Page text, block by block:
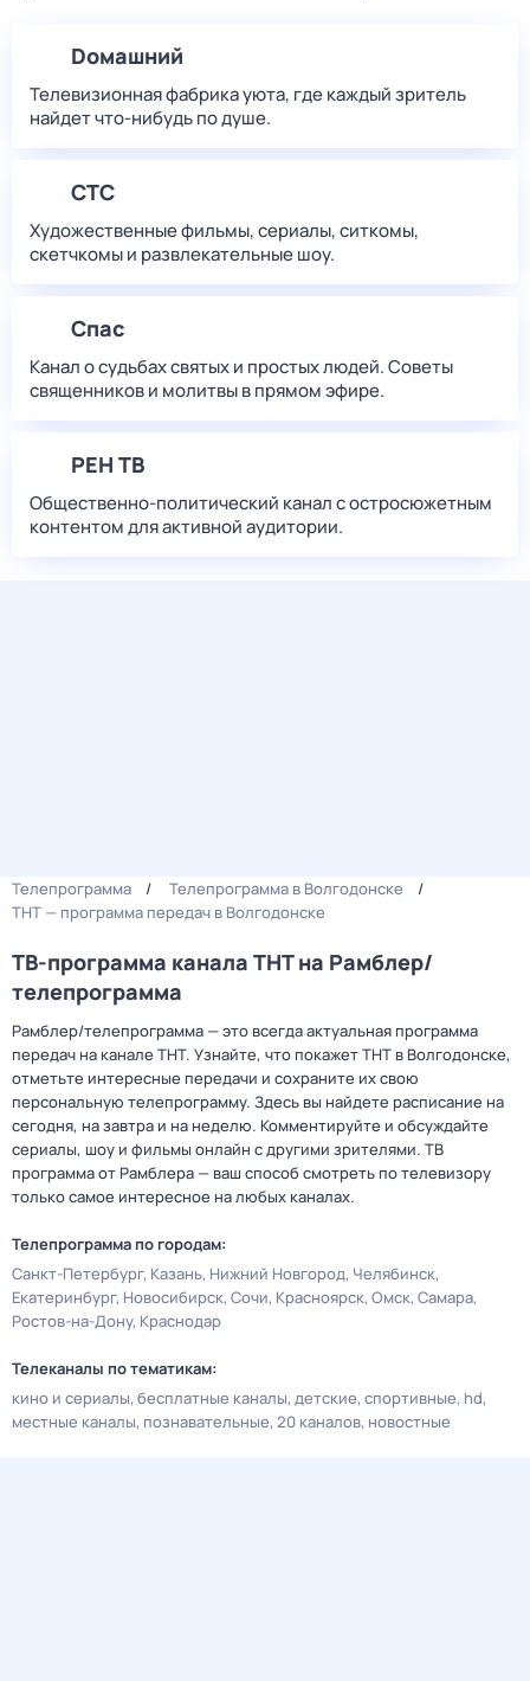
Dомашний
Телевизионная фабрика уюта, где каждый зритель
найдет что‑нибудь по душе.
СТС
Художественные фильмы, сериалы, ситкомы,
скетчкомы и развлекательные шоу.
Спас
Канал о судьбах святых и простых людей. Советы
священников и молитвы в прямом эфире.
РЕН ТВ
Общественно-политический канал с остросюжетным
контентом для активной аудитории.
Телепрограмма
Телепрограмма в Волгодонске
ТНТ — программа передач в Волгодонске
ТВ-программа канала ТНТ на Рамблер/
телепрограмма
Рамблер/телепрограмма — это всегда актуальная программа
передач на канале ТНТ. Узнайте, что покажет ТНТ в Волгодонске,
отметьте интересные передачи и сохраните их свою
персональную телепрограмму. Здесь вы найдете расписание на
сегодня, на завтра и на неделю. Комментируйте и обсуждайте
сериалы, шоу и фильмы онлайн с другими зрителями. ТВ
программа от Рамблера — ваш способ смотреть по телевизору
только самое интересное на любых каналах.
Телепрограмма по городам:
Санкт-Петербург Казань Нижний Новгород Челябинск
Екатеринбург Новосибирск Сочи Красноярск Омск Самара
Ростов-на-Дону Краснодар
Телеканалы по тематикам:
кино и сериалы бесплатные каналы детские спортивные hd
местные каналы познавательные 20 каналов новостные